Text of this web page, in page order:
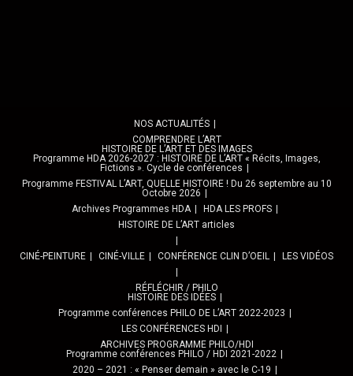
NOS ACTUALITÉS
COMPRENDRE L’ART
HISTOIRE DE L’ART ET DES IMAGES
Programme HDA 2026-2027 : HISTOIRE DE L’ART « Récits, Images,
Fictions ». Cycle de conférences
Programme FESTIVAL L’ART, QUELLE HISTOIRE ! Du 26 septembre au 10
Octobre 2026
Archives Programmes HDA
HDA LES PROFS
HISTOIRE DE L’ART articles
CINÉ-PEINTURE CINÉ-VILLE CONFÉRENCE CLIN D’OEIL LES VIDÉOS
RÉFLÉCHIR / PHILO
HISTOIRE DES IDÉES
Programme conférences PHILO DE L’ART 2022-2023
LES CONFÉRENCES HDI
ARCHIVES PROGRAMME PHILO/HDI
Programme conférences PHILO / HDI 2021-2022
2020 – 2021 : « Penser demain » avec le C-19